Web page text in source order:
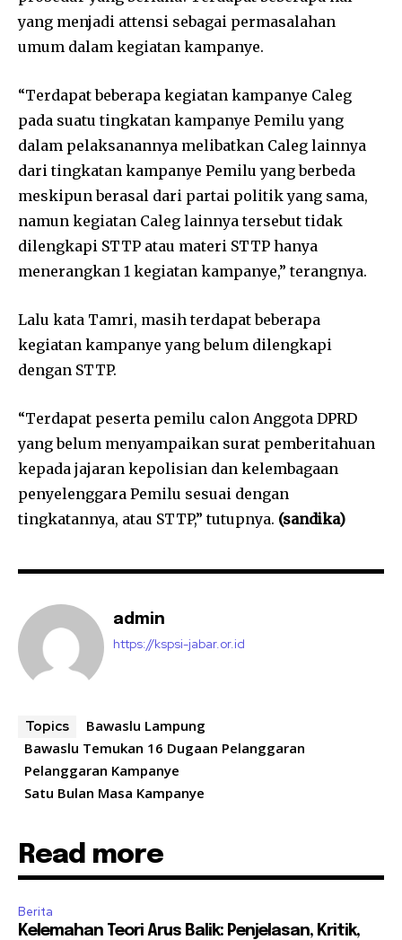
yang menjadi attensi sebagai permasalahan
umum dalam kegiatan kampanye.
“Terdapat beberapa kegiatan kampanye Caleg
pada suatu tingkatan kampanye Pemilu yang
dalam pelaksanannya melibatkan Caleg lainnya
dari tingkatan kampanye Pemilu yang berbeda
meskipun berasal dari partai politik yang sama,
namun kegiatan Caleg lainnya tersebut tidak
dilengkapi STTP atau materi STTP hanya
menerangkan 1 kegiatan kampanye,” terangnya.
Lalu kata Tamri, masih terdapat beberapa
kegiatan kampanye yang belum dilengkapi
dengan STTP.
“Terdapat peserta pemilu calon Anggota DPRD
yang belum menyampaikan surat pemberitahuan
kepada jajaran kepolisian dan kelembagaan
penyelenggara Pemilu sesuai dengan
tingkatannya, atau STTP,” tutupnya. (sandika)
admin
https://kspsi-jabar.or.id
Topics
Bawaslu Lampung
Bawaslu Temukan 16 Dugaan Pelanggaran
Pelanggaran Kampanye
Satu Bulan Masa Kampanye
Read more
Berita
Kelemahan Teori Arus Balik: Penjelasan, Kritik,